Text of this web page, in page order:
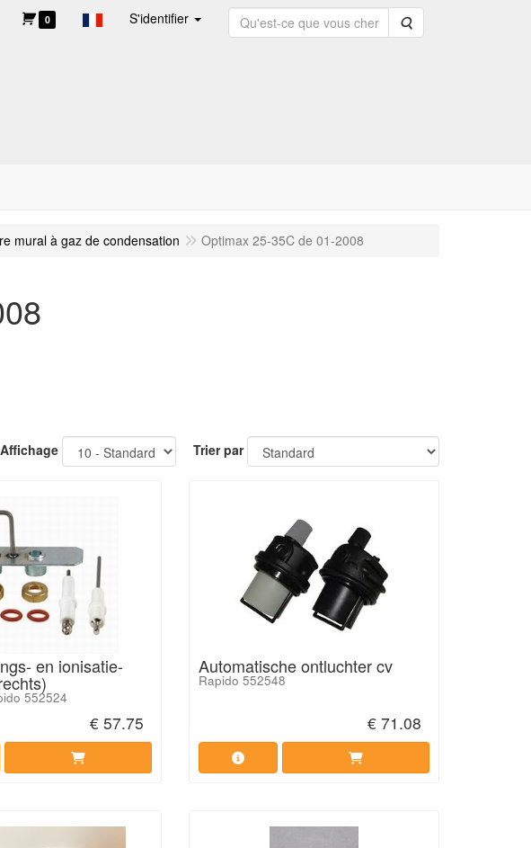
0 S'identifier Rechercher
mural à gaz de condensation Optimax 25-35C de 01-2008
Affichage Trier par
en ionisatie-
552524
€ 57.75
Automatische ontluchter cv
Rapido 552548
€ 71.08